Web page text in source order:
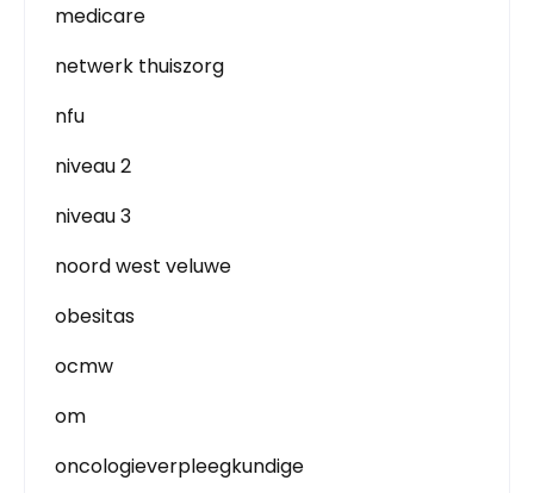
medicare
netwerk thuiszorg
nfu
niveau 2
niveau 3
noord west veluwe
obesitas
ocmw
om
oncologieverpleegkundige